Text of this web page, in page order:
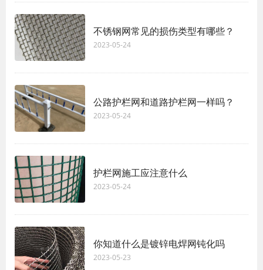
不锈钢网常见的损伤类型有哪些？
2023-05-24
公路护栏网和道路护栏网一样吗？
2023-05-24
护栏网施工应注意什么
2023-05-24
你知道什么是镀锌电焊网钝化吗
2023-05-23